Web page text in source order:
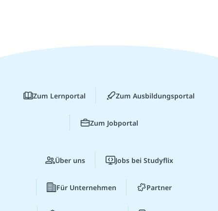
Zum Lernportal Zum Ausbildungsportal
Zum Jobportal
Über uns Jobs bei Studyflix
Für Unternehmen Partner